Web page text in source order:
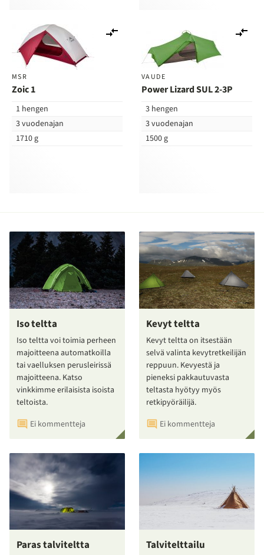
MSR
Zoic 1
1 hengen
3 vuodenajan
1710 g
VAUDE
Power Lizard SUL 2-3P
3 hengen
3 vuodenajan
1500 g
Iso teltta
Iso teltta voi toimia perheen
majoitteena automatkoilla
tai vaelluksen perusleirissä
majoitteena. Katso
vinkkimme erilaisista isoista
teltoista.
Ei kommentteja
Kevyt teltta
Kevyt teltta on itsestään
selvä valinta kevytretkeilijän
reppuun. Kevyestä ja
pieneksi pakkautuvasta
teltasta hyötyy myös
retkipyöräilijä.
Ei kommentteja
Paras talviteltta Talvitelttailu